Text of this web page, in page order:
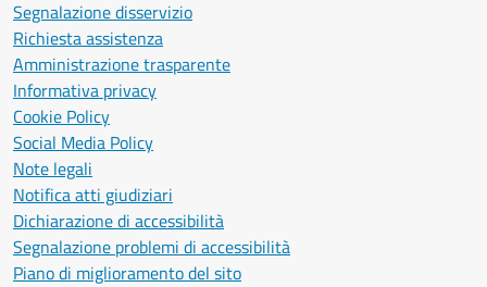
Segnalazione disservizio
Richiesta assistenza
Amministrazione trasparente
Informativa privacy
Cookie Policy
Social Media Policy
Note legali
Notifica atti giudiziari
Dichiarazione di accessibilità
Segnalazione problemi di accessibilità
Piano di miglioramento del sito